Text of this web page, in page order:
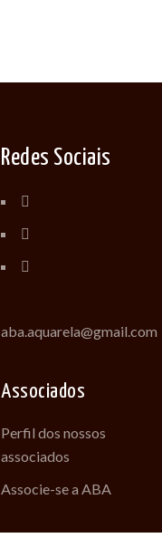
Redes Sociais
aba.aquarela@gmail.com
Associados
Perfil dos nossos
associados
Associe-se a ABA